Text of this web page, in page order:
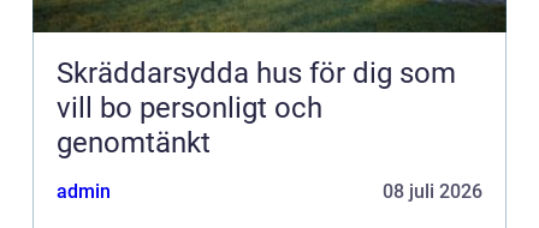
Skräddarsydda hus för dig som
vill bo personligt och
genomtänkt
admin 08 juli 2026